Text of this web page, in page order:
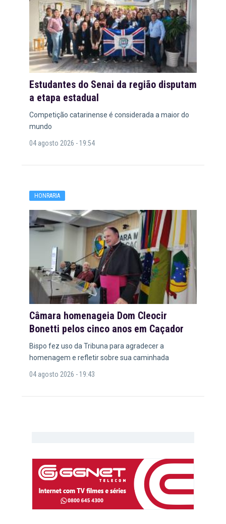
Estudantes do Senai da região disputam
a etapa estadual
Competição catarinense é considerada a maior do
mundo
04 agosto 2026 - 19:54
HONRARIA
Câmara homenageia Dom Cleocir
Bonetti pelos cinco anos em Caçador
Bispo fez uso da Tribuna para agradecer a
homenagem e refletir sobre sua caminhada
04 agosto 2026 - 19:43